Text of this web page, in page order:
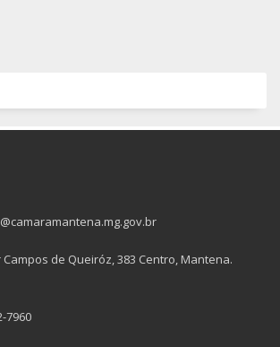
de Queiróz, 383 Centro, Mantena.
7960